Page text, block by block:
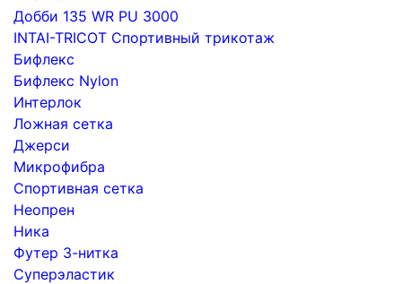
Добби 135 WR PU 3000
INTAI-TRICOT Спортивный трикотаж
Бифлекс
Бифлекс Nylon
Интерлок
Ложная сетка
Джерси
Микрофибра
Спортивная сетка
Неопрен
Ника
Футер 3-нитка
Суперэластик